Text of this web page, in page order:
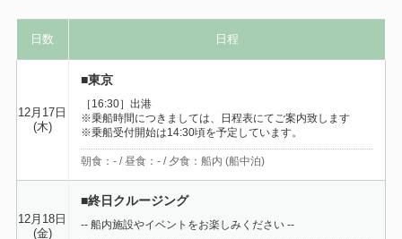
日数 日程
12月17日
(木)
■東京
［16:30］出港
※乗船時間につきましては、日程表にてご案内致します
※乗船受付開始は14:30頃を予定しています。
朝食：- / 昼食：- / 夕食：船内 (船中泊)
12月18日
(金)
■終日クルージング
-- 船内施設やイベントをお楽しみください --